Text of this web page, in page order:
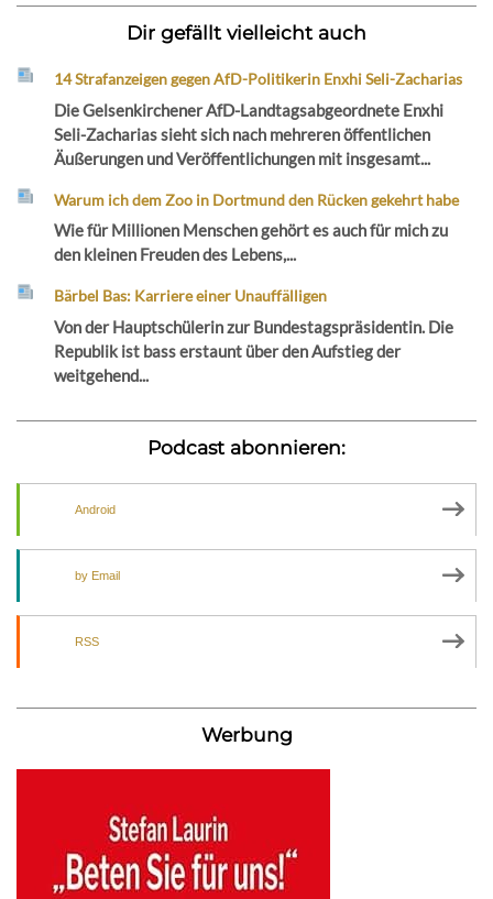
Dir gefällt vielleicht auch
14 Strafanzeigen gegen AfD-Politikerin Enxhi Seli-Zacharias
Die Gelsenkirchener AfD-Landtagsabgeordnete Enxhi
Seli-Zacharias sieht sich nach mehreren öffentlichen
Äußerungen und Veröffentlichungen mit insgesamt...
Warum ich dem Zoo in Dortmund den Rücken gekehrt habe
Wie für Millionen Menschen gehört es auch für mich zu
den kleinen Freuden des Lebens,...
Bärbel Bas: Karriere einer Unauffälligen
Von der Hauptschülerin zur Bundestagspräsidentin. Die
Republik ist bass erstaunt über den Aufstieg der
weitgehend...
Podcast abonnieren:
Android
by Email
RSS
Werbung